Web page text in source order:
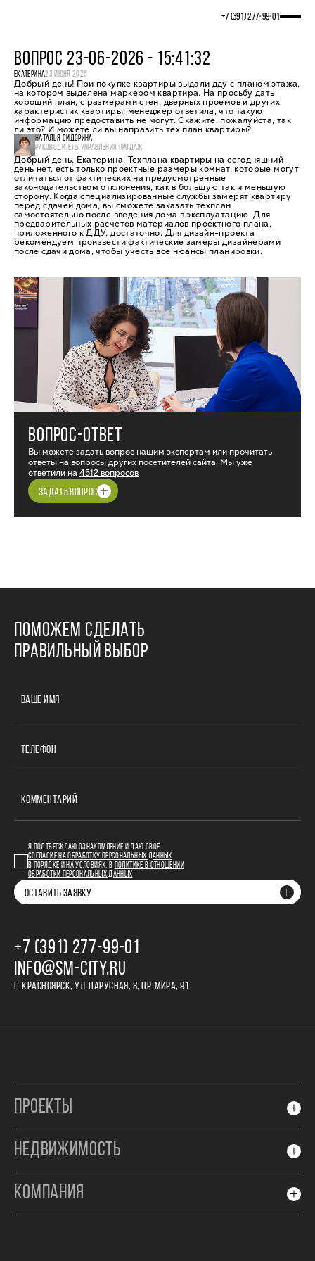
+7 (391) 277‒99‒01
ВОПРОС 23-06-2026 - 15:41:32
ЕКАТЕРИНА23 ИЮНЯ 2026
Добрый день! При покупке квартиры выдали дду с планом этажа,
на котором выделена маркером квартира. На просьбу дать
хороший план, с размерами стен, дверных проемов и других
характеристик квартиры, менеджер ответила, что такую
информацию предоставить не могут. Скажите, пожалуйста, так
ли это? И можете ли вы направить тех план квартиры?
НАТАЛЬЯ СИДОРИНА
РУКОВОДИТЕЛЬ УПРАВЛЕНИЯ ПРОДАЖ
Добрый день, Екатерина. Техплана квартиры на сегодняшний
день нет, есть только проектные размеры комнат, которые могут
отличаться от фактических на предусмотренные
законодательством отклонения, как в большую так и меньшую
сторону. Когда специализированные службы замерят квартиру
перед сдачей дома, вы сможете заказать техплан
самостоятельно после введения дома в эксплуатацию. Для
предварительных расчетов материалов проектного плана,
приложенного к ДДУ, достаточно. Для дизайн-проекта
рекомендуем произвести фактические замеры дизайнерами
после сдачи дома, чтобы учесть все нюансы планировки.
ВОПРОС-ОТВЕТ
Вы можете задать вопрос нашим экспертам или прочитать
ответы на вопросы других посетителей сайта. Мы уже
ответили на 4512 вопросов
ЗАДАТЬ ВОПРОС
ПОМОЖЕМ СДЕЛАТЬ
ПРАВИЛЬНЫЙ ВЫБОР
ВАШЕ ИМЯ
ТЕЛЕФОН
КОММЕНТАРИЙ
Я ПОДТВЕРЖДАЮ ОЗНАКОМЛЕНИЕ И ДАЮ СВОЕ
СОГЛАСИЕ НА ОБРАБОТКУ ПЕРСОНАЛЬНЫХ ДАННЫХ
В ПОРЯДКЕ И НА УСЛОВИЯХ, В
ПОЛИТИКЕ В ОТНОШЕНИИ
ОБРАБОТКИ ПЕРСОНАЛЬНЫХ ДАННЫХ
ОСТАВИТЬ ЗАЯВКУ
+7 (391) 277‒99‒01
INFO@SM-CITY.RU
Г. КРАСНОЯРСК, УЛ. ПАРУСНАЯ, 8, ПР. МИРА, 91
ПРОЕКТЫ
НЕДВИЖИМОСТЬ
КОМПАНИЯ